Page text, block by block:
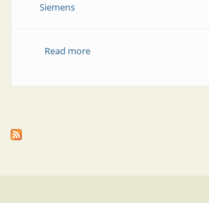
Siemens
Read moreabout La colaboración entre